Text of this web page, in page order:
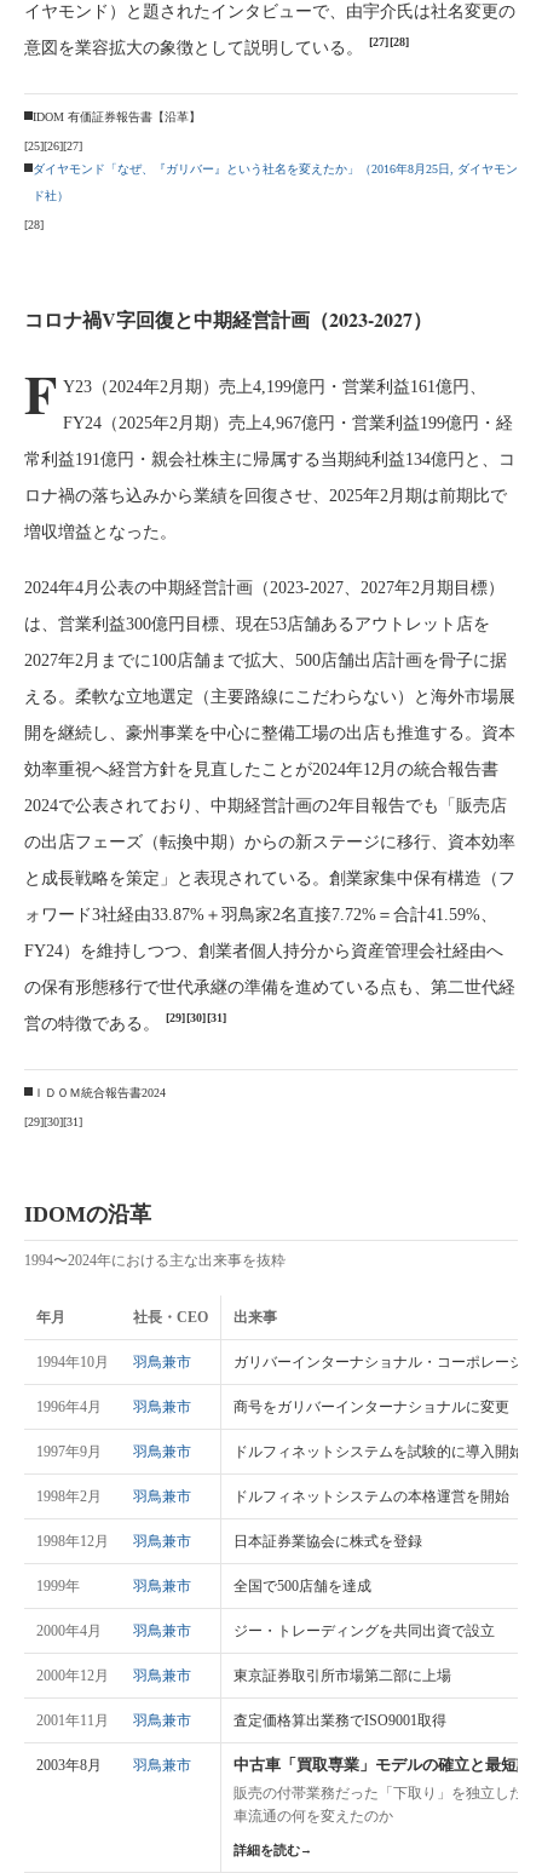
イヤモンド）と題されたインタビューで、由宇介氏は社名変更の
意図を業容拡大の象徴として説明している。
[27][28]
IDOM 有価証券報告書【沿革】
[25][26][27]
ダイヤモンド「なぜ、『ガリバー』という社名を変えたか」（2016年8月25日, ダイヤモン
ド社）
[28]
コロナ禍V字回復と中期経営計画（2023-2027）
F Y23（2024年2月期）売上4,199億円・営業利益161億円、
FY24（2025年2月期）売上4,967億円・営業利益199億円・経
常利益191億円・親会社株主に帰属する当期純利益134億円と、コ
ロナ禍の落ち込みから業績を回復させ、2025年2月期は前期比で
増収増益となった。
2024年4月公表の中期経営計画（2023-2027、2027年2月期目標）
は、営業利益300億円目標、現在53店舗あるアウトレット店を
2027年2月までに100店舗まで拡大、500店舗出店計画を骨子に据
える。柔軟な立地選定（主要路線にこだわらない）と海外市場展
開を継続し、豪州事業を中心に整備工場の出店も推進する。資本
効率重視へ経営方針を見直したことが2024年12月の統合報告書
2024で公表されており、中期経営計画の2年目報告でも「販売店
の出店フェーズ（転換中期）からの新ステージに移行、資本効率
と成長戦略を策定」と表現されている。創業家集中保有構造（フ
ォワード3社経由33.87%＋羽鳥家2名直接7.72%＝合計41.59%、
FY24）を維持しつつ、創業者個人持分から資産管理会社経由へ
の保有形態移行で世代承継の準備を進めている点も、第二世代経
営の特徴である。
[29][30][31]
ＩＤＯＭ統合報告書2024
[29][30][31]
IDOMの沿革
1994〜2024年における主な出来事を抜粋
年月 社長・CEO 出来事
1994年10月 羽鳥兼市 ガリバーインターナショナル・コーポレーシ
1996年4月 羽鳥兼市 商号をガリバーインターナショナルに変更
1997年9月 羽鳥兼市 ドルフィネットシステムを試験的に導入開始
1998年2月 羽鳥兼市 ドルフィネットシステムの本格運営を開始
1998年12月 羽鳥兼市 日本証券業協会に株式を登録
1999年 羽鳥兼市 全国で500店舗を達成
2000年4月 羽鳥兼市 ジー・トレーディングを共同出資で設立
2000年12月 羽鳥兼市 東京証券取引所市場第二部に上場
2001年11月 羽鳥兼市 査定価格算出業務でISO9001取得
2003年8月 羽鳥兼市 中古車「買取専業」モデルの確立と最短記
販売の付帯業務だった「下取り」を独立した
車流通の何を変えたのか
詳細を読む→